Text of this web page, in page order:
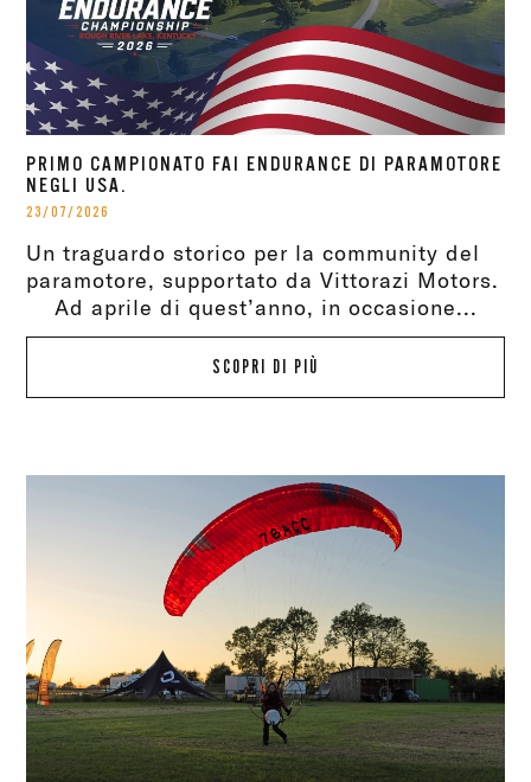
PRIMO CAMPIONATO FAI ENDURANCE DI PARAMOTORE
NEGLI USA.
23/07/2026
Un traguardo storico per la community del
paramotore, supportato da Vittorazi Motors.
Ad aprile di quest’anno, in occasione...
SCOPRI DI PIÙ